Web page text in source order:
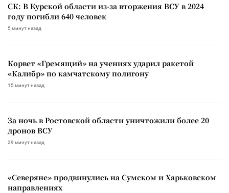
СК: В Курской области из-за вторжения ВСУ в 2024
году погибли 640 человек
5 минут назад
Корвет «Гремящий» на учениях ударил ракетой
«Калибр» по камчатскому полигону
15 минут назад
За ночь в Ростовской области уничтожили более 20
дронов ВСУ
29 минут назад
«Северяне» продвинулись на Сумском и Харьковском
направлениях